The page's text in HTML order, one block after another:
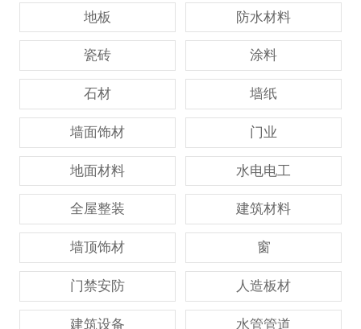
地板 防水材料
瓷砖 涂料
石材 墙纸
墙面饰材 门业
地面材料 水电电工
全屋整装 建筑材料
墙顶饰材 窗
门禁安防 人造板材
建筑设备 水管管道